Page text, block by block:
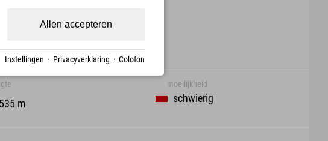
535 m
moeilijkheid
schwierig
Allen accepteren
Instellingen · Privacyverklaring · Colofon